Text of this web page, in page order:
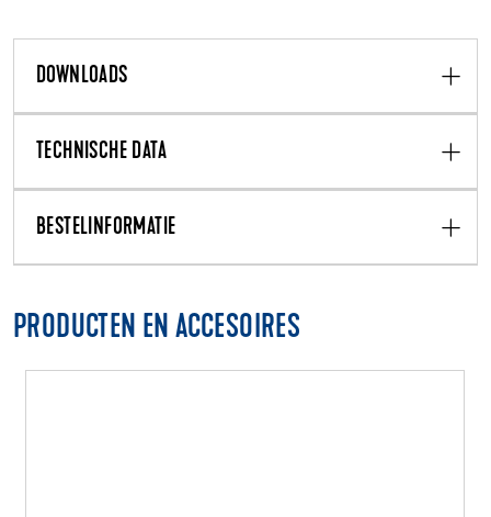
DOWNLOADS
TECHNISCHE DATA
BESTELINFORMATIE
PRODUCTEN EN ACCESOIRES